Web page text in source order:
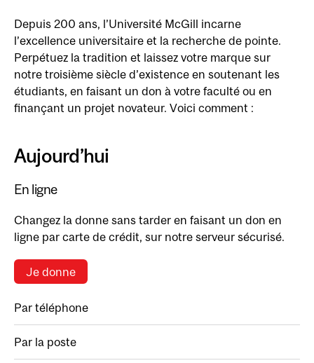
Depuis 200 ans, l’Université McGill incarne
l’excellence universitaire et la recherche de pointe.
Perpétuez la tradition et laissez votre marque sur
notre troisième siècle d’existence en soutenant les
étudiants, en faisant un don à votre faculté ou en
finançant un projet novateur. Voici comment :
Aujourd’hui
En ligne
Changez la donne sans tarder en faisant un don en
ligne par carte de crédit, sur notre serveur sécurisé.
Je donne
Par téléphone
Par la poste